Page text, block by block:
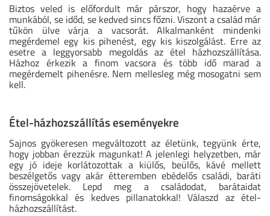
Biztos veled is előfordult már párszor, hogy hazaérve a
munkából, se időd, se kedved sincs főzni. Viszont a család már
tűkön ülve várja a vacsorát. Alkalmanként mindenki
megérdemel egy kis pihenést, egy kis kiszolgálást. Erre az
esetre a leggyorsabb megoldás az étel házhozszállítása.
Házhoz érkezik a finom vacsora és több idő marad a
megérdemelt pihenésre. Nem mellesleg még mosogatni sem
kell.
Étel-házhozszállítás eseményekre
Sajnos gyökeresen megváltozott az életünk, tegyünk érte,
hogy jobban érezzük magunkat! A jelenlegi helyzetben, már
egy jó ideje korlátozottak a kiülős, beülős, kávé mellett
beszélgetős vagy akár étteremben ebédelős családi, baráti
összejövetelek. Lepd meg a családodat, barátaidat
finomságokkal és kedves pillanatokkal!Válaszd azétel-
házhozszállítást.